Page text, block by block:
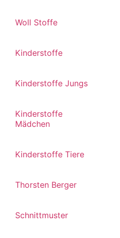
Woll Stoffe
Kinderstoffe
Kinderstoffe Jungs
Kinderstoffe
Mädchen
Kinderstoffe Tiere
Thorsten Berger
Schnittmuster